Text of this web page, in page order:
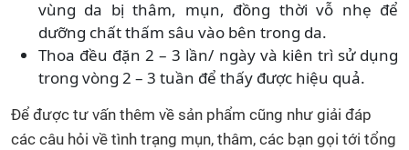
vùng da bị thâm, mụn, đồng thời vỗ nhẹ để
dưỡng chất thấm sâu vào bên trong da.
Thoa đều đặn 2 – 3 lần/ ngày và kiên trì sử dụng
trong vòng 2 – 3 tuần để thấy được hiệu quả.
Để được tư vấn thêm về sản phẩm cũng như giải đáp
các câu hỏi về tình trạng mụn, thâm, các bạn gọi tới tổng